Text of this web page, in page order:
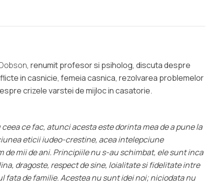
, renumit profesor si psiholog, discuta despre
in casnicie, femeia casnica, rezolvarea problemelor
crizele varstei de mijloc in casatorie.
ce fac, atunci acesta este dorinta mea de a pune la
eticii iudeo-crestine, acea intelepciune
de mii de ani. Principiile nu s-au schimbat, ele sunt inca
dragoste, respect de sine, loialitate si fidelitate intre
fata de familie. Acestea nu sunt idei noi; niciodata nu